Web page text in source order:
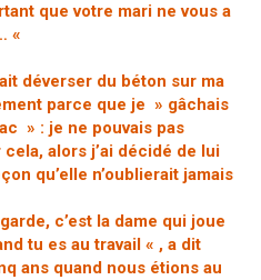
que votre mari ne vous a
«
déverser du béton sur ma
parce que je » gâchais
» : je ne pouvais pas
alors j’ai décidé de lui
qu’elle n’oublierait jamais
c’est la dame qui joue
tu es au travail « , a dit
ans quand nous étions au